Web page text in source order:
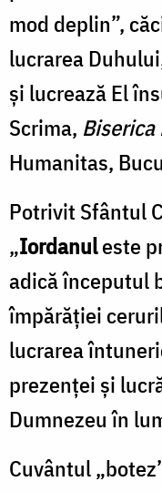
mod deplin”,
lucrarea
şi lucrează El
Scrima,
Humanitas,
Potrivit Sfântul
„Iordanuleste
adică începutul
împărăției
lucrarea
prezenței și
Dumnezeu în
Cuvântul